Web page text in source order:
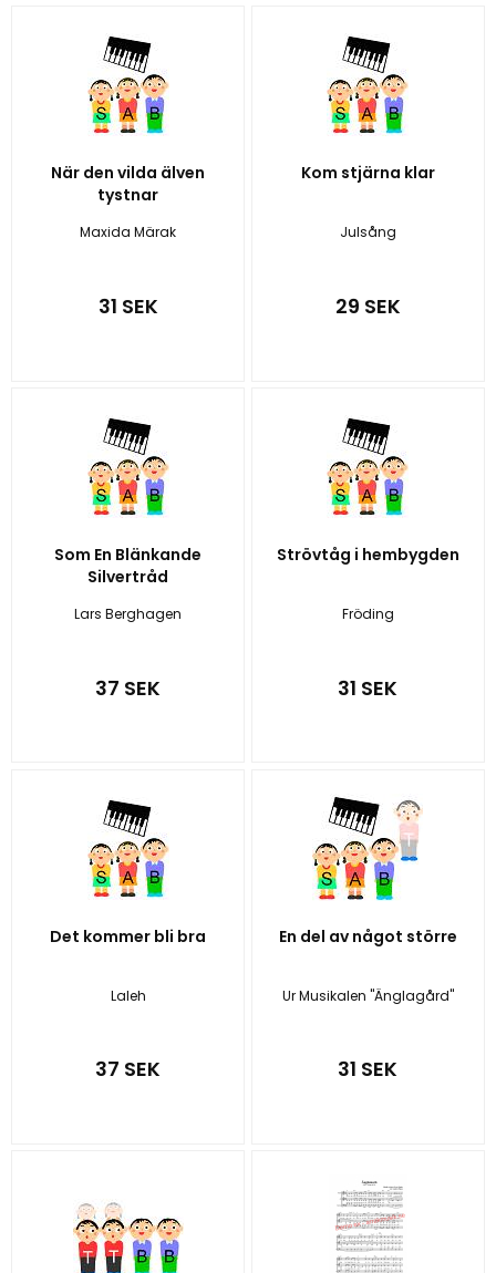
När den vilda älven
tystnar
Maxida Märak
31 SEK
Kom stjärna klar
Julsång
29 SEK
Som En Blänkande
Silvertråd
Lars Berghagen
37 SEK
Strövtåg i hembygden
Fröding
31 SEK
Det kommer bli bra
Laleh
37 SEK
En del av något större
Ur Musikalen "Änglagård"
31 SEK